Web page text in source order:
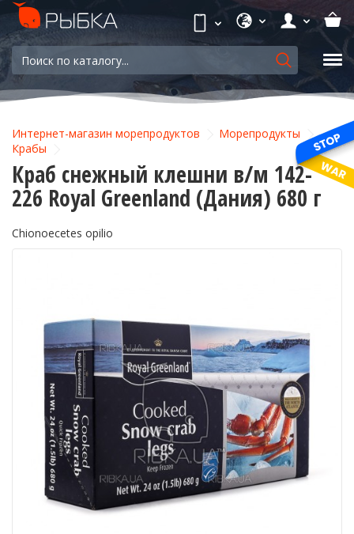
Интернет-магазин морепродуктов
Морепродукты
Крабы
Краб снежный клешни в/м 142-
226 Royal Greenland (Дания) 680 г
Chionoecetes opilio